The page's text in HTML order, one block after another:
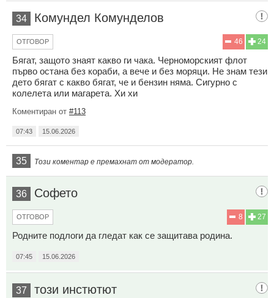
34 Комундел Комунделов
24
46
ОТГОВОР
Бягат, защото знаят какво ги чака. Черноморският флот
първо остана без кораби, а вече и без моряци. Не знам тези
дето бягат с какво бягат, че и бензин няма. Сигурно с
колелета или магарета. Хи хи
Коментиран от #113
07:43 15.06.2026
35 Този коментар е премахнат от модератор.
36 Софето
27
8
ОТГОВОР
Родните подлоги да гледат как се защитава родина.
07:45 15.06.2026
37 този инстютют